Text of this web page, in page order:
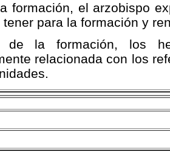
formación, el arzobispo
tener para la formación y
de la formación, los
relacionada con los